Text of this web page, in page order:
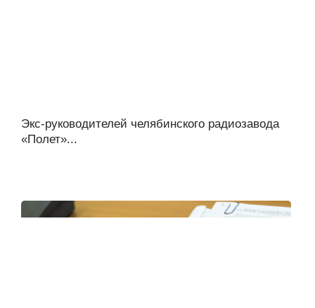
Экс-руководителей челябинского радиозавода
«Полет»...